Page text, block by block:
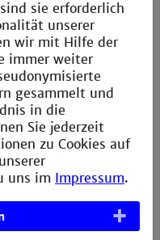
der Technischen
für
mit einer
Erkrankung
sie erforderlich
unserer
wir mit Hilfe der
immer weiter
gesammelt und
in die
Sie jederzeit
zu Cookies auf
uns im Impressum.